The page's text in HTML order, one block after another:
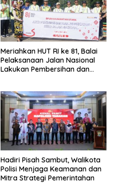
Meriahkan HUT RI ke 81, Balai
Pelaksanaan Jalan Nasional
Lakukan Pembersihan dan
Hadiri Pisah Sambut, Walikota
Polisi Menjaga Keamanan dan
Mitra Strategi Pemerintahan